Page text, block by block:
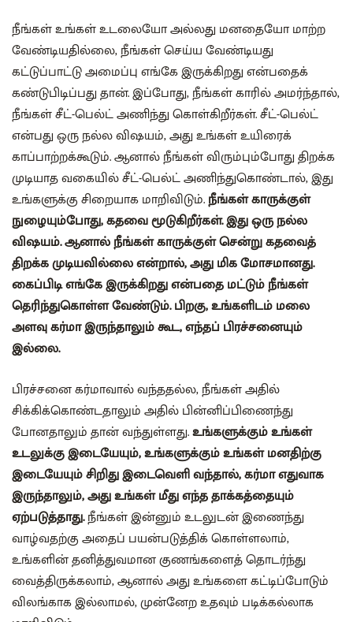
நீங்கள் உங்கள் உடலையோ அல்லது மனதையோ மாற்ற
வேண்டியதில்லை, நீங்கள் செய்ய வேண்டியது
கட்டுப்பாட்டு அமைப்பு எங்கே இருக்கிறது என்பதைக்
கண்டுபிடிப்பது தான். இப்போது, நீங்கள் காரில் அமர்ந்தால்,
நீங்கள் சீட்-பெல்ட் அணிந்து கொள்கிறீர்கள். சீட்-பெல்ட்
என்பது ஒரு நல்ல விஷயம், அது உங்கள் உயிரைக்
காப்பாற்றக்கூடும். ஆனால் நீங்கள் விரும்பும்போது திறக்க
முடியாத வகையில் சீட்-பெல்ட் அணிந்துகொண்டால், இது
உங்களுக்கு சிறையாக மாறிவிடும்.நீங்கள் காருக்குள்
நுழையும்போது, கதவை மூடுகிறீர்கள். இது ஒரு நல்ல
விஷயம். ஆனால் நீங்கள் காருக்குள் சென்று கதவைத்
திறக்க முடியவில்லை என்றால், அது மிக மோசமானது.
கைப்பிடி எங்கே இருக்கிறது என்பதை மட்டும் நீங்கள்
தெரிந்துகொள்ள வேண்டும். பிறகு, உங்களிடம் மலை
அளவு கர்மா இருந்தாலும் கூட, எந்தப் பிரச்சனையும்
இல்லை.
பிரச்சனை கர்மாவால் வந்ததல்ல, நீங்கள் அதில்
சிக்கிக்கொண்டதாலும் அதில் பின்னிப்பிணைந்து
போனதாலும் தான் வந்துள்ளது.உங்களுக்கும் உங்கள்
உடலுக்கு இடையேயும், உங்களுக்கும் உங்கள் மனதிற்கு
இடையேயும் சிறிது இடைவெளி வந்தால், கர்மா எதுவாக
இருந்தாலும், அது உங்கள் மீது எந்த தாக்கத்தையும்
ஏற்படுத்தாது.நீங்கள் இன்னும் உடலுடன் இணைந்து
வாழ்வதற்கு அதைப் பயன்படுத்திக் கொள்ளலாம்,
உங்களின் தனித்துவமான குணங்களைத் தொடர்ந்து
வைத்திருக்கலாம், ஆனால் அது உங்களை கட்டிப்போடும்
விலங்காக இல்லாமல், முன்னேற உதவும் படிக்கல்லாக